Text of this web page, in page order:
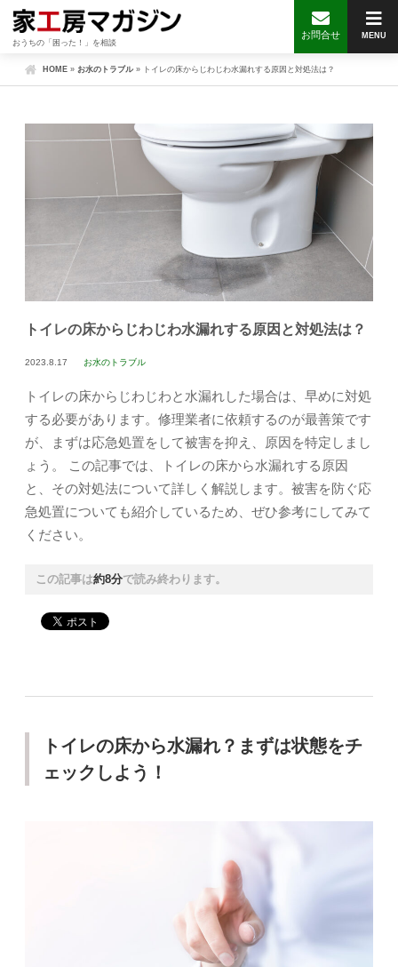
おうちの「困った！」を相談
MENU
お問合せ
HOME » お水のトラブル » トイレの床からじわじわ水漏れする原因と対処法は？
トイレの床からじわじわ水漏れする原因と対処法は？
2023.8.17 お水のトラブル
トイレの床からじわじわと水漏れした場合は、早めに対処
する必要があります。修理業者に依頼するのが最善策です
が、まずは応急処置をして被害を抑え、原因を特定しまし
ょう。 この記事では、トイレの床から水漏れする原因
と、その対処法について詳しく解説します。被害を防ぐ応
急処置についても紹介しているため、ぜひ参考にしてみて
ください。
この記事は約8分で読み終わります。
トイレの床から水漏れ？まずは状態をチ
ェックしよう！